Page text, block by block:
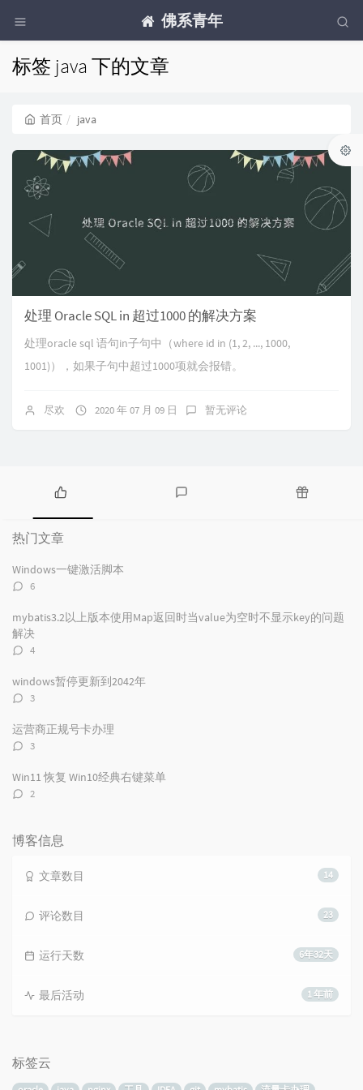
佛系青年
标签 java 下的文章
首页 java
处理 Oracle SQL in 超过1000 的解决方案
处理oracle sql 语句in子句中（where id in (1, 2, ..., 1000,
1001)），如果子句中超过1000项就会报错。
尽欢 2020 年 07 月 09 日 暂无评论
热
门
文
章
热门文章
Windows一键激活脚本
评
数：
6
mybatis3.2以上版本使用Map返回时当value为空时不显示key的问题
解决
评
数：
4
windows暂停更新到2042年
评
数：
3
运营商正规号卡办理
评
数：
3
Win11 恢复 Win10经典右键菜单
评
2
博客信息
14
文章数目
23
评论数目
6年32天
运行天数
1 年前
最后活动
标签云